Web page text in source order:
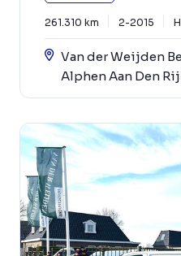
261.310 km 2-2015
Van der Weijden
Alphen Aan Den